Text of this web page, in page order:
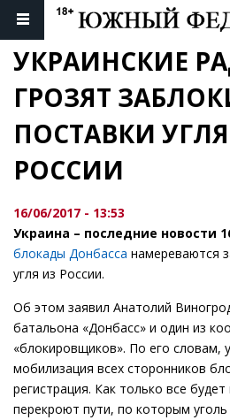
УКРАИНСКИЕ
ГРОЗЯТ
ПОСТАВКИ
РОССИИ
16/06/2017 - 13:53
Украина – последние новости
блокады Донбасса намереваются
угля из России.
Об этом заявил Анатолий
батальона «Донбасс» и один из
«блокировщиков». По его словам,
мобилизация всех сторонников
регистрация. Как только все
перекроют пути, по которым